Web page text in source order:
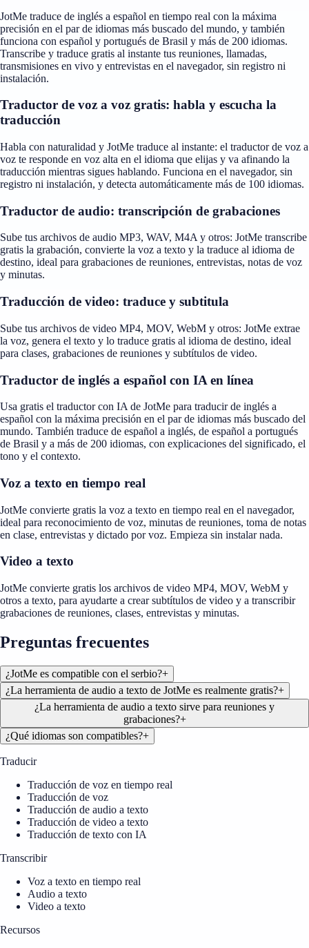
JotMe traduce de inglés a español en tiempo real con la máxima
precisión en el par de idiomas más buscado del mundo, y también
funciona con español y portugués de Brasil y más de 200 idiomas.
Transcribe y traduce gratis al instante tus reuniones, llamadas,
transmisiones en vivo y entrevistas en el navegador, sin registro ni
instalación.
Traductor de voz a voz gratis: habla y escucha la
traducción
Habla con naturalidad y JotMe traduce al instante: el traductor de voz a
voz te responde en voz alta en el idioma que elijas y va afinando la
traducción mientras sigues hablando. Funciona en el navegador, sin
registro ni instalación, y detecta automáticamente más de 100 idiomas.
Traductor de audio: transcripción de grabaciones
Sube tus archivos de audio MP3, WAV, M4A y otros: JotMe transcribe
gratis la grabación, convierte la voz a texto y la traduce al idioma de
destino, ideal para grabaciones de reuniones, entrevistas, notas de voz
y minutas.
Traducción de video: traduce y subtitula
Sube tus archivos de video MP4, MOV, WebM y otros: JotMe extrae
la voz, genera el texto y lo traduce gratis al idioma de destino, ideal
para clases, grabaciones de reuniones y subtítulos de video.
Traductor de inglés a español con IA en línea
Usa gratis el traductor con IA de JotMe para traducir de inglés a
español con la máxima precisión en el par de idiomas más buscado del
mundo. También traduce de español a inglés, de español a portugués
de Brasil y a más de 200 idiomas, con explicaciones del significado, el
tono y el contexto.
Voz a texto en tiempo real
JotMe convierte gratis la voz a texto en tiempo real en el navegador,
ideal para reconocimiento de voz, minutas de reuniones, toma de notas
en clase, entrevistas y dictado por voz. Empieza sin instalar nada.
Video a texto
JotMe convierte gratis los archivos de video MP4, MOV, WebM y
otros a texto, para ayudarte a crear subtítulos de video y a transcribir
grabaciones de reuniones, clases, entrevistas y minutas.
Preguntas frecuentes
¿JotMe es compatible con el serbio?+
¿La herramienta de audio a texto de JotMe es realmente gratis?+
¿La herramienta de audio a texto sirve para reuniones y
grabaciones?+
¿Qué idiomas son compatibles?+
Traducir
Traducción de voz en tiempo real
Traducción de voz
Traducción de audio a texto
Traducción de video a texto
Traducción de texto con IA
Transcribir
Voz a texto en tiempo real
Audio a texto
Video a texto
Recursos